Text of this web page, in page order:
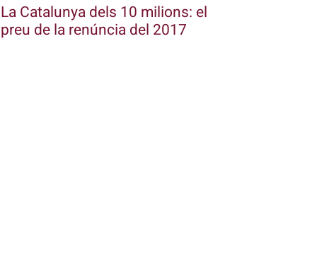
La Catalunya dels 10 milions: el
preu de la renúncia del 2017